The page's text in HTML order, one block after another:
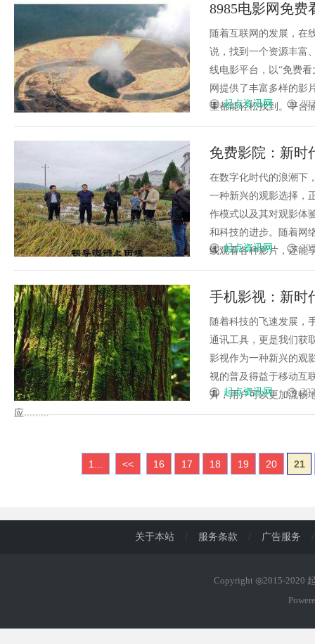
8985电影网免
随着互联网的发展，在
说，找到一个资源丰富
线电影平台，以“免费
网提供了丰富多样的影
里都能轻松找到。平台
起点资讯网
免费影院：新时
在数字化时代的浪潮下
一种新兴的观影选择，
作模式以及其对观影体
和科技的进步。随着网
线观看各种影片，还能
起点资讯网
手机影视：新时
随着科技的飞速发展，
通讯工具，更是我们获
影视作为一种新兴的观
视的普及得益于移动互
升，用户可以更加流畅
应.........
起点资讯网
1... << 16 17 18 19 20 21
关于本站 / 服务条款 / 广告服务 /
Copyright ◎2015-2020